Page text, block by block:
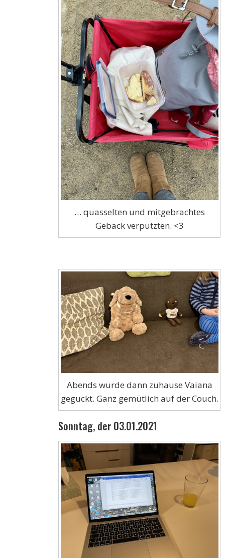
… quasselten und mitgebrachtes
Gebäck verputzten. <3
Abends wurde dann zuhause Vaiana
geguckt. Ganz gemütlich auf der Couch.
Sonntag, der 03.01.2021